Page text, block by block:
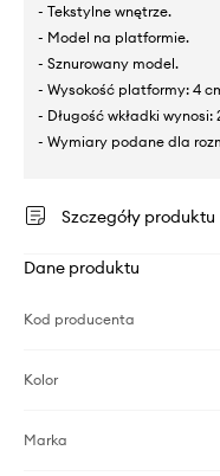
- Tekstylne wnętrze.
- Model na platformie.
- Sznurowany model.
- Wysokość platformy: 4
- Długość wkładki wynosi:
- Wymiary podane dla
Szczegóły produktu
Dane produktu
Kod producenta
Kolor
Marka